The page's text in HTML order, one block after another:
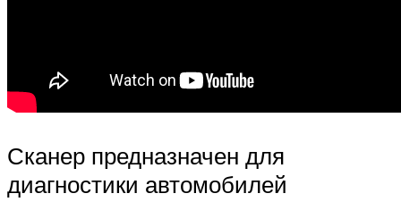
Сканер предназначен для
диагностики автомобилей